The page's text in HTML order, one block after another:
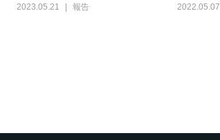
2023.05.21 報告 2022.05.07